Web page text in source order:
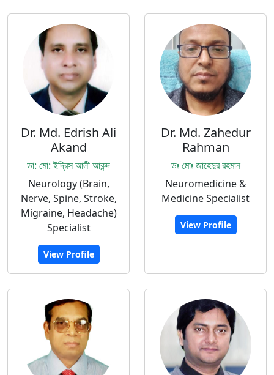
Dr. Md. Edrish Ali
Akand
ডা: মো: ইদ্রিস আলী আকন্দ
Neurology (Brain,
Nerve, Spine, Stroke,
Migraine, Headache)
Specialist
View Profile
Dr. Md. Zahedur
Rahman
ডঃ মোঃ জাহেদুর রহমান
Neuromedicine &
Medicine Specialist
View Profile